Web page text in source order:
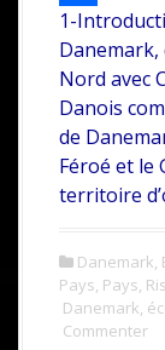
c
e
b
o
o
w
i
t
t
e
P
a
r
t
a
e
r
1-
Nord avec
Danois
de
Féroé et le
territoire
Danemark,
Pays, Pays,
Danemark,
Commenter